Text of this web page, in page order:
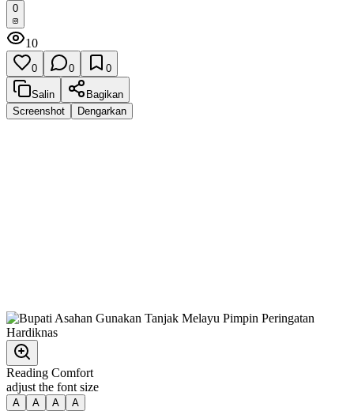
0
10
0 0 0
Salin
Bagikan
Screenshot
Dengarkan
Reading Comfort
adjust the font size
A A A A